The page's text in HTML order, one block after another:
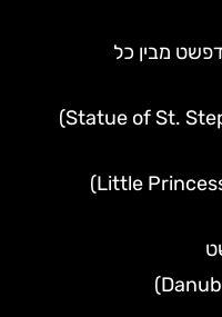
מבין כל
פסל המלך שטפן הקדוש (Statue of St. Stephen)
פסל הנסיכה הקטנה (Little Princess Statue)